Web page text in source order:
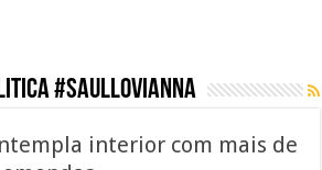
#saullovianna
interior com mais de